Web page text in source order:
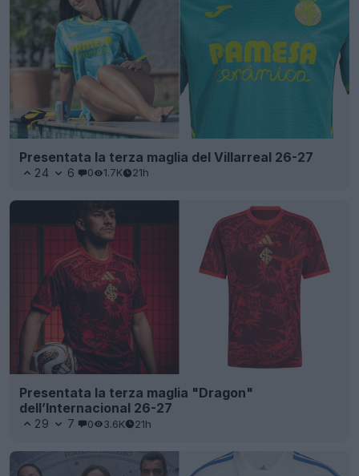
Presentata la terza maglia del Villarreal 26-27
24 6 0 1.7K 21h
Presentata la terza maglia "Dragon"
dell’Internacional 26-27
29 7 0 3.6K 21h